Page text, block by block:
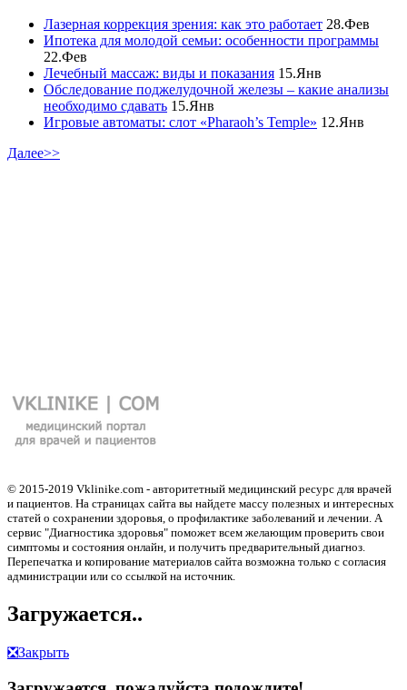
Лазерная коррекция зрения: как это работает 28.Фев
Ипотека для молодой семьи: особенности программы
22.Фев
Лечебный массаж: виды и показания 15.Янв
Обследование поджелудочной железы – какие анализы
необходимо сдавать 15.Янв
Игровые автоматы: слот «Pharaoh’s Temple» 12.Янв
Далее>>
© 2015-2019 Vklinike.com - авторитетный медицинский ресурс для врачей
и пациентов. На страницах сайта вы найдете массу полезных и интересных
статей о сохранении здоровья, о профилактике заболеваний и лечении. А
сервис "Диагностика здоровья" поможет всем желающим проверить свои
симптомы и состояния онлайн, и получить предварительный диагноз.
Перепечатка и копирование материалов сайта возможна только с согласия
администрации или со ссылкой на источник.
Загружается..
❎Закрыть